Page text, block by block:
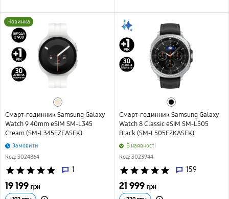
Новинка
Смарт-годинник Samsung Galaxy
Watch 9 40mm eSIM SM-L345
Cream (SM-L345FZEASEK)
Замовити
Код: 3024864
star star star star star 1
19 199 грн
Смарт-годинник Samsung Galaxy
Watch 8 Classic eSIM SM-L505
Black (SM-L505FZKASEK)
B наявності
Код: 3023944
star star star star star 159
21 999 грн